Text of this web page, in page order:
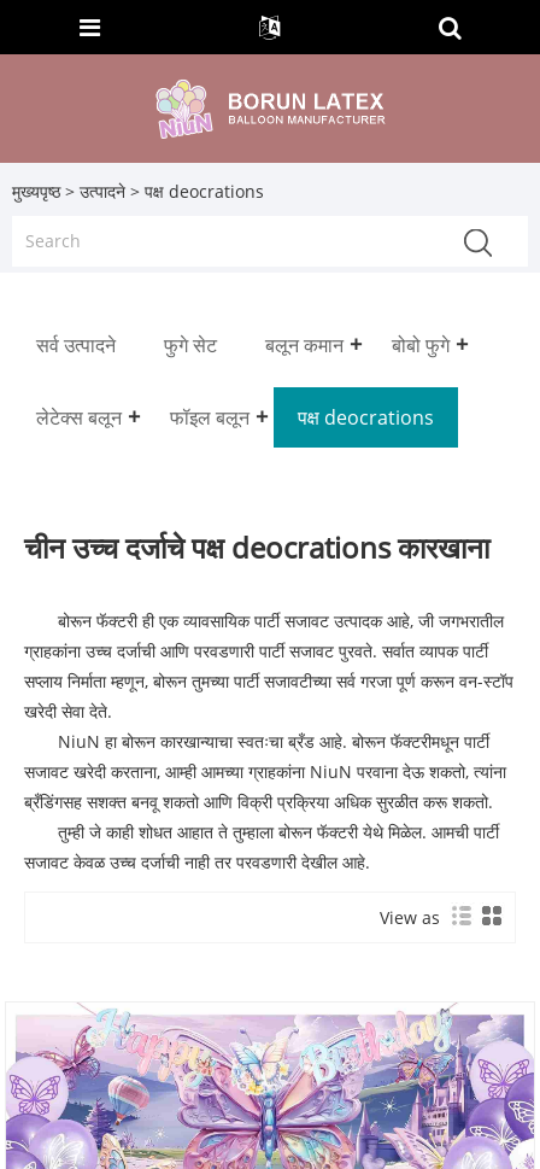
मुख्यपृष्ठ > उत्पादने > पक्ष deocrations
सर्व उत्पादने फुगे सेट बलून कमान बोबो फुगे
लेटेक्स बलून फॉइल बलून पक्ष deocrations
चीन उच्च दर्जाचे पक्ष deocrations कारखाना
बोरून फॅक्टरी ही एक व्यावसायिक पार्टी सजावट उत्पादक आहे, जी जगभरातील
ग्राहकांना उच्च दर्जाची आणि परवडणारी पार्टी सजावट पुरवते. सर्वात व्यापक पार्टी
सप्लाय निर्माता म्हणून, बोरून तुमच्या पार्टी सजावटीच्या सर्व गरजा पूर्ण करून वन-स्टॉप
खरेदी सेवा देते.
NiuN हा बोरून कारखान्याचा स्वतःचा ब्रँड आहे. बोरून फॅक्टरीमधून पार्टी
सजावट खरेदी करताना, आम्ही आमच्या ग्राहकांना NiuN परवाना देऊ शकतो, त्यांना
ब्रँडिंगसह सशक्त बनवू शकतो आणि विक्री प्रक्रिया अधिक सुरळीत करू शकतो.
तुम्ही जे काही शोधत आहात ते तुम्हाला बोरून फॅक्टरी येथे मिळेल. आमची पार्टी
सजावट केवळ उच्च दर्जाची नाही तर परवडणारी देखील आहे.
View as